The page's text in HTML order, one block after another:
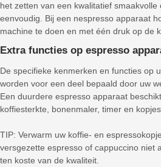
het zetten van een kwalitatief
eenvoudig. Bij een nespresso apparaat
machine te doen en met één druk op de
Extra functies op espresso
De specifieke kenmerken en functies op
worden voor een deel bepaald door uw
Een duurdere espresso apparaat
koffiesterkte, bonenmaler, timer en
TIP: Verwarm uw koffie- en
versgezette espresso of cappuccino niet
ten koste van de kwaliteit.